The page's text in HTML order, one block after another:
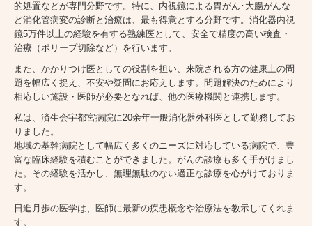
的処置などが専門分野です。特に、内視鏡による胃がん･大腸がんな
ど消化管病変の診断と治療は、最も得意とする分野です。消化器内視
鏡5万件以上の経験を有する熟練医として、安全で精度の高い検査・
治療（ポリープ切除など）を行います。
また、かかりつけ医としての役割を担い、来院される方の健康上の問
題を幅広く捉え、不安や疑問にお応えします。問題解決のためにより
相応しい施設・医師が必要となれば、他の医療機関と連携します。
私は、済生会宇都宮病院に20余年一般消化器外科医として勤務してお
りました。
地域の基幹病院として幅広く多くのニーズに対応している病院で、豊
富な臨床経験を積むことができました。がんの診療も多く手がけまし
た。その経験を活かし、無理無駄のない適正な診療を心がけておりま
す。
日進月歩の医学は、医師に最新の疾患概念や治療法を教示してくれま
す。